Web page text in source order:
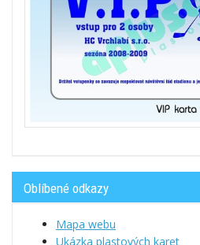
Oblíbené odkazy
Mapa webu
Ukázka plastových karet